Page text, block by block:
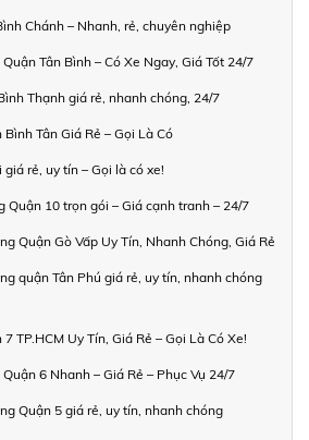
Chánh – Nhanh, rẻ, chuyên nghiệp
Tân Bình – Có Xe Ngay, Giá Tốt 24/7
Thạnh giá rẻ, nhanh chóng, 24/7
Tân Giá Rẻ – Gọi Là Có
rẻ, uy tín – Gọi là có xe!
Quận 10 trọn gói – Giá cạnh tranh – 24/7
Quận Gò Vấp Uy Tín, Nhanh Chóng, Giá Rẻ
quận Tân Phú giá rẻ, uy tín, nhanh chóng
TP.HCM Uy Tín, Giá Rẻ – Gọi Là Có Xe!
6 Nhanh – Giá Rẻ – Phục Vụ 24/7
Quận 5 giá rẻ, uy tín, nhanh chóng